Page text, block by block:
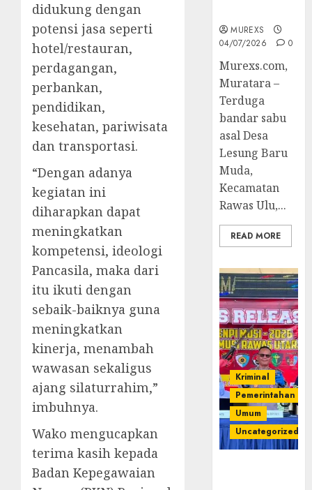
didukung dengan
potensi jasa seperti
hotel/restauran,
perdagangan,
perbankan,
pendidikan,
kesehatan, pariwisata
dan transportasi.
“Dengan adanya
kegiatan ini
diharapkan dapat
meningkatkan
kompetensi, ideologi
Pancasila, maka dari
itu ikuti dengan
sebaik-baiknya guna
meningkatkan
kinerja, menambah
wawasan sekaligus
ajang silaturrahim,”
imbuhnya.
Wako mengucapkan
terima kasih kepada
Badan Kepegawaian
MUREXS
04/07/2026
0
Murexs.com,
Muratara –
Terduga
bandar sabu
asal Desa
Lesung Baru
Muda,
Kecamatan
Rawas Ulu,...
READ MORE
Kriminal
Pemerintahan
Umum
Uncategorized